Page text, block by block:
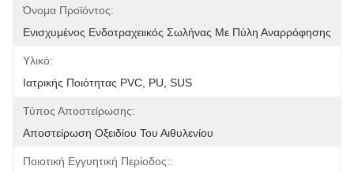
Όνομα Προϊόντος:
Ενισχυμένος Ενδοτραχειικός Σωλήνας Με Πύλη Αναρρόφησης
Υλικό:
Ιατρικής Ποιότητας PVC, PU, ​​SUS
Τύπος Αποστείρωσης:
Αποστείρωση Οξειδίου Του Αιθυλενίου
Ποιοτική Εγγυητική Περίοδος::